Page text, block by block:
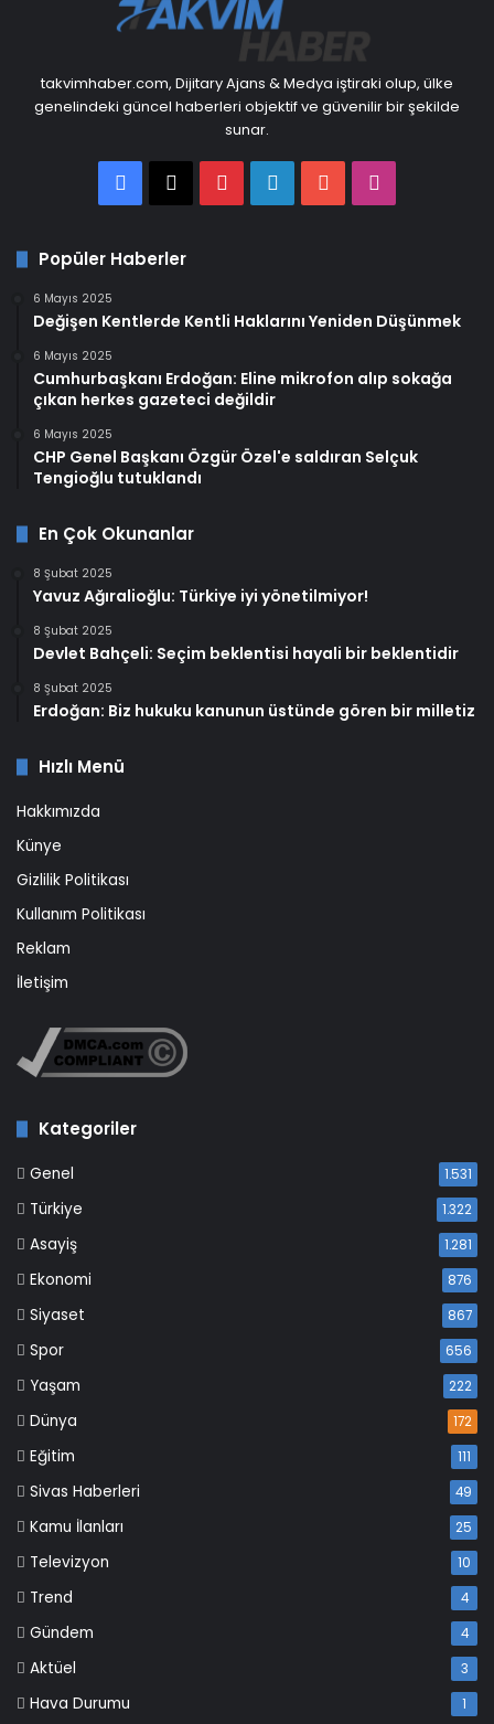
takvimhaber.com, Dijitary Ajans & Medya iştiraki olup, ülke
genelindeki güncel haberleri objektif ve güvenilir bir şekilde
sunar.
Facebook
X PinterestLinkedInYouTube
Popüler Haberler
6 Mayıs 2025
Değişen Kentlerde Kentli Haklarını Yeniden Düşünmek
6 Mayıs 2025
Cumhurbaşkanı Erdoğan: Eline mikrofon alıp sokağa
çıkan herkes gazeteci değildir
6 Mayıs 2025
CHP Genel Başkanı Özgür Özel'e saldıran Selçuk
Tengioğlu tutuklandı
En Çok Okunanlar
8 Şubat 2025
Yavuz Ağıralioğlu: Türkiye iyi yönetilmiyor!
8 Şubat 2025
Devlet Bahçeli: Seçim beklentisi hayali bir beklentidir
8 Şubat 2025
Erdoğan: Biz hukuku kanunun üstünde gören bir milletiz
Hızlı Menü
Hakkımızda
Künye
Gizlilik Politikası
Kullanım Politikası
Reklam
İletişim
Kategoriler
Genel 1.531
Türkiye 1.322
Asayiş 1.281
Ekonomi 876
Siyaset 867
Spor 656
Yaşam 222
Dünya 172
Eğitim 111
Sivas Haberleri 49
Kamu İlanları 25
Televizyon 10
Trend 4
Gündem 4
Aktüel 3
Hava Durumu 1